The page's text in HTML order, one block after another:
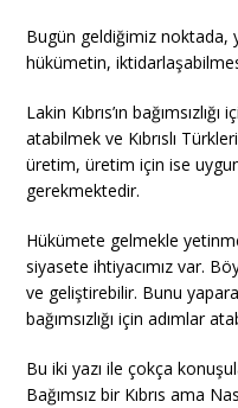
Bugün geldiğimiz noktada,
hükümetin,
Lakin Kıbrıs’ın
atabilmek ve Kıbrıslı
üretim, üretim için ise
gerekmektedir.
Hükümete gelmekle
siyasete ihtiyacımız var.
ve geliştirebilir. Bunu
bağımsızlığı için adımlar
Bu iki yazı ile çokça
Bağımsız bir Kıbrıs ama